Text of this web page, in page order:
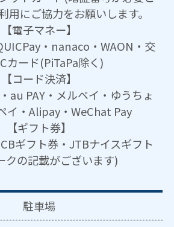
用にご協力をお願いします。
【電子マネー】
・nanaco・WAON・交
カード(PiTaPa除く)
【コード決済】
au PAY・メルペイ・ゆうちょ
イ・Alipay・WeChat Pay
【ギフト券】
ギフト券・JTBナイスギフト
クの記載がございます)
駐車場